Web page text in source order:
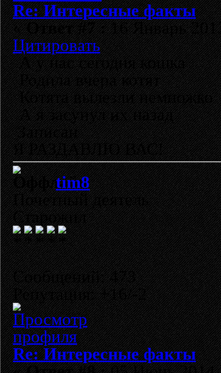
Re: Интересные факты
«Ответ #7 :16 Январь
Цитировать
А у нас сегодня кошка
Родила вчера котят
Котята вылезли немножко
А я засунул их назад
Записан
Я РАЗДАВЛЮ ВАС!
tim8
Почетный деятель
Старожил
Сообщений: 473
Репутация: +16/-2
Re: Интересные факты